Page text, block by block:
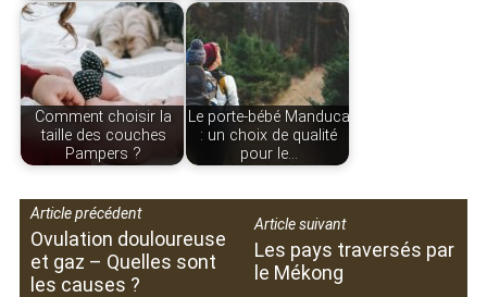
Comment choisir la
taille des couches
Pampers ?
Le porte-bébé Manduca
: un choix de qualité
pour le…
Article précédent
Ovulation douloureuse
et gaz – Quelles sont
les causes ?
Article suivant
Les pays traversés par
le Mékong